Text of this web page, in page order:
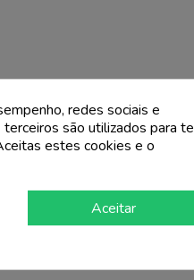
redes sociais e
são utilizados para te
estes cookies e o
Aceitar